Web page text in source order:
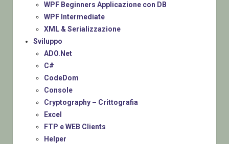
WPF Beginners Applicazione con DB
WPF Intermediate
XML & Serializzazione
Sviluppo
ADO.Net
C#
CodeDom
Console
Cryptography – Crittografia
Excel
FTP e WEB Clients
Helper